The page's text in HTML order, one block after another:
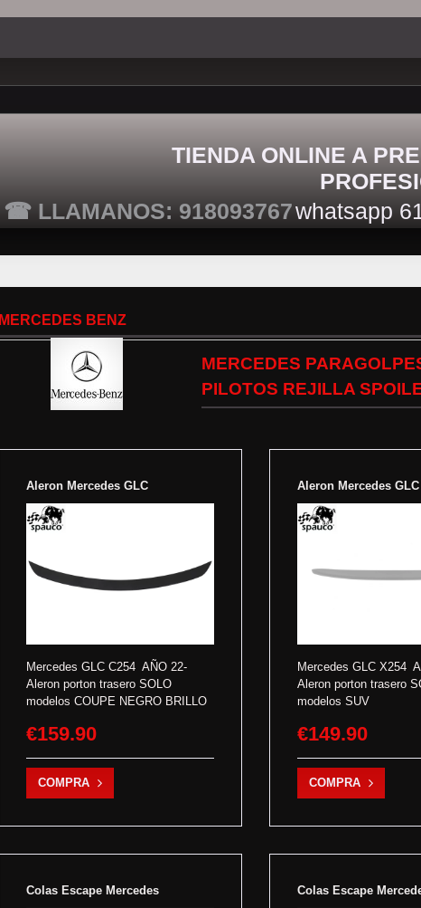
TIENDA ONLINE A
☎ LLAMANOS: 918093767whatsapp
MERCEDES BENZ
MERCEDES
PILOTOS REJILLA
Aleron Mercedes GLC
Mercedes GLC C254 AÑO 22-
Aleron porton trasero SOLO
modelos COUPE NEGRO BRILLO
€159.90
COMPRA
Aleron Mercedes GLC
Mercedes GLC X254
Aleron porton trasero
modelos SUV
€149.90
COMPRA
Colas Escape Mercedes Colas Escape